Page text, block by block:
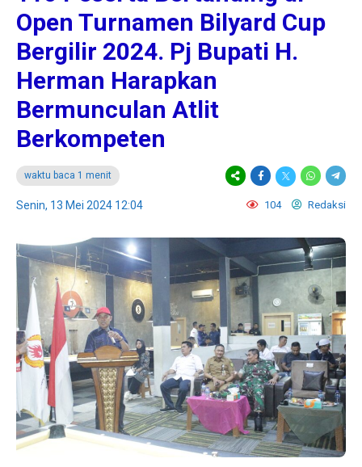
Open Turnamen Bilyard Cup
Bergilir 2024. Pj Bupati H.
Herman Harapkan
Bermunculan Atlit
Berkompeten
waktu baca 1 menit
Senin, 13 Mei 2024 12:04 104 Redaksi